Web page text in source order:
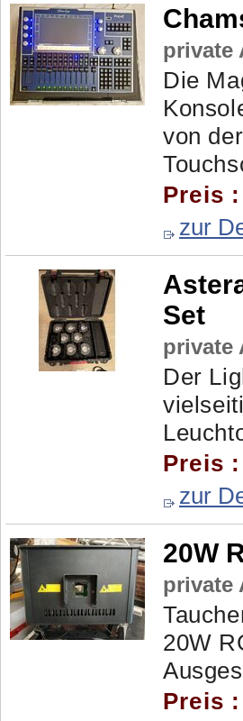
private
Die
von
Preis :
zur
Set
private
Der
Preis :
zur
20W
private
20W
Preis :